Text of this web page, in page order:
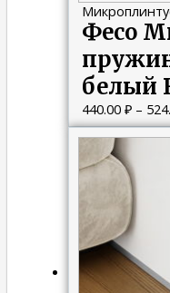
Фесо
белый
440.00 ₽ –